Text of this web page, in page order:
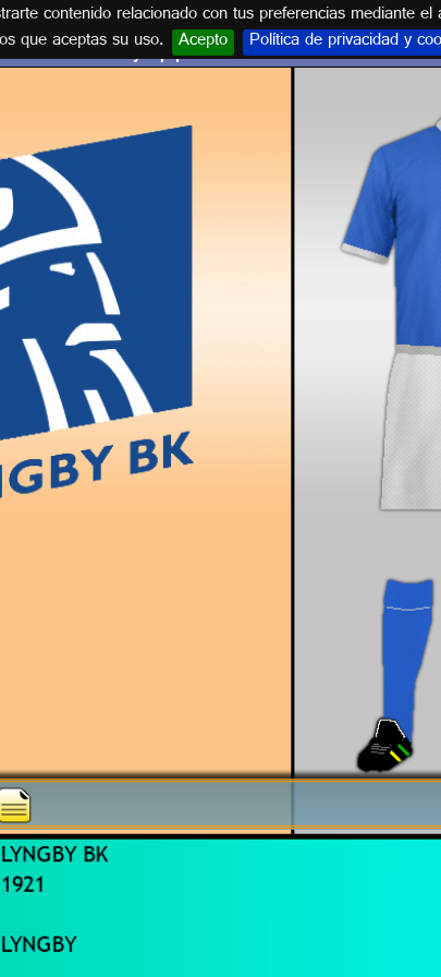
contenido relacionado con tus preferencias mediante
que aceptas su uso. Acepto Política de privacidad y
Escudo y equipación LYNGBY BK